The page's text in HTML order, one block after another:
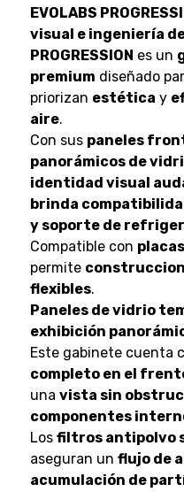
EVOLABS
visual e ingeniería
PROGRESSION es un
premium diseñado
priorizan estética y
aire.
Con sus paneles
panorámicos de
identidad visual
brinda
y soporte de
Compatible con
permite
flexibles.
Paneles de vidrio
exhibición
Este gabinete cuenta
completo en el
una vista sin
componentes
Los filtros antipolvo
aseguran un flujo de
acumulación de